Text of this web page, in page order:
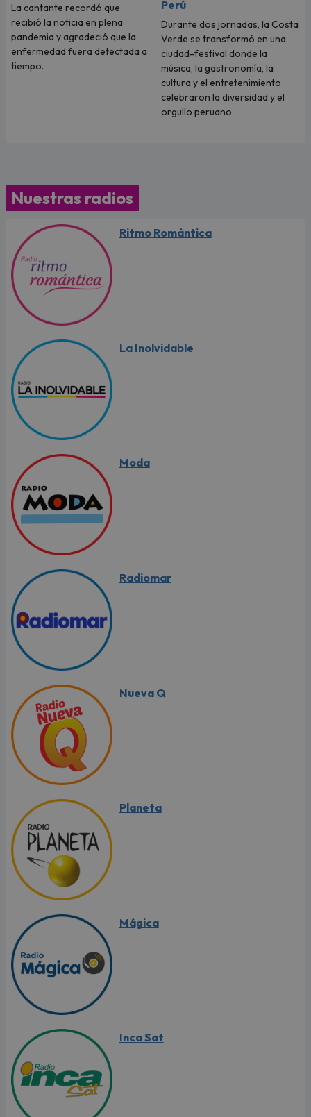
La cantante recordó que
recibió la noticia en plena
pandemia y agradeció que la
enfermedad fuera detectada a
tiempo.
Perú
Durante dos jornadas, la Costa
Verde se transformó en una
ciudad-festival donde la
música, la gastronomía, la
cultura y el entretenimiento
celebraron la diversidad y el
orgullo peruano.
Nuestras radios
Ritmo Romántica
La Inolvidable
Moda
Radiomar
Nueva Q
Planeta
Mágica
Inca Sat